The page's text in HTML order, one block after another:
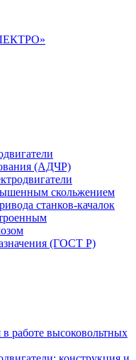
(АДЧР)
скольжением
станков-качалок
(ГОСТ Р)
работе высоковольтных